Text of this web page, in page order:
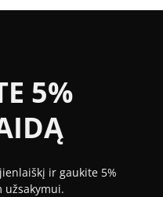
5%
ir gaukite 5%
užsakymui.